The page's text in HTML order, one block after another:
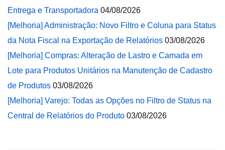
Entrega e Transportadora 04/08/2026
[Melhoria] Administração: Novo Filtro e Coluna para Status
da Nota Fiscal na Exportação de Relatórios 03/08/2026
[Melhoria] Compras: Alteração de Lastro e Camada em
Lote para Produtos Unitários na Manutenção de Cadastro
de Produtos 03/08/2026
[Melhoria] Varejo: Todas as Opções no Filtro de Status na
Central de Relatórios do Produto 03/08/2026